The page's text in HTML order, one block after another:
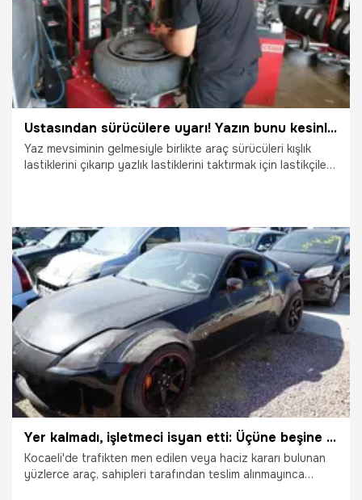
Ustasından sürücülere uyarı! Yazın bunu kesinlikle yapmayın
Yaz mevsiminin gelmesiyle birlikte araç sürücüleri kışlık
lastiklerini çıkarıp yazlık lastiklerini taktırmak için lastikçilere
28.06.2026 Diyarbakır
Yer kalmadı, işletmeci isyan etti: Üçüne beşine bakmadan teslim edeceğiz
Kocaeli'de trafikten men edilen veya haciz kararı bulunan
yüzlerce araç, sahipleri tarafından teslim alınmayınca